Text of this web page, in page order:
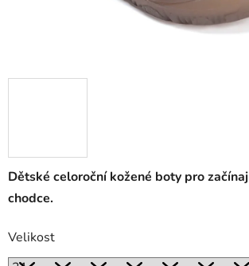
Dětské celoroční kožené boty pro
chodce.
Velikost